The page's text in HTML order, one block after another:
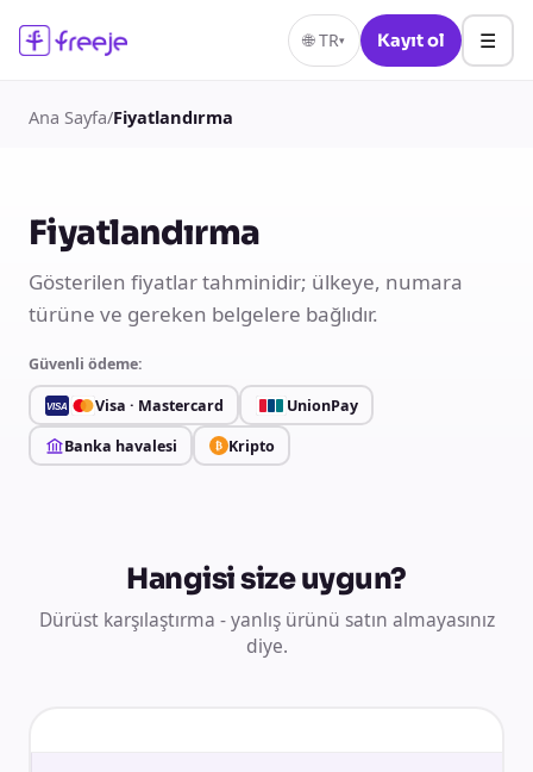
🌐TR▾ Kayıt ol ☰
Ana Sayfa/Fiyatlandırma
Fiyatlandırma
Gösterilen fiyatlar tahminidir; ülkeye, numara
türüne ve gereken belgelere bağlıdır.
Güvenli ödeme:
VISA Visa · Mastercard
UnionPay
Banka havalesi
₿ Kripto
Hangisi size uygun?
Dürüst karşılaştırma - yanlış ürünü satın almayasınız
diye.